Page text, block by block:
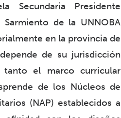
Secundaria Presidente
Sarmiento de la UNNOBA
en la provincia de
de su jurisdicción
el marco curricular
de los Núcleos de
(NAP) establecidos a